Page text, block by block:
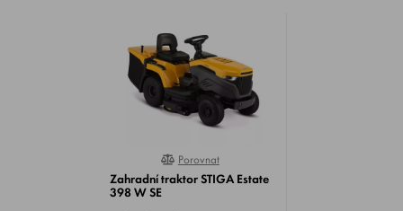
0%
Porovnat
Zahradní traktor STIGA Estate
398 W SE